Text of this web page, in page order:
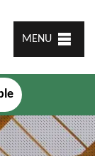
MENU